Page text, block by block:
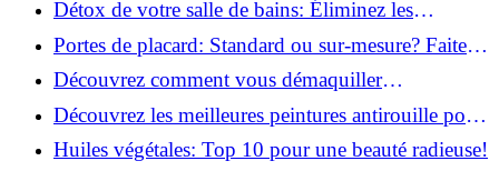
Détox de votre salle de bains: Éliminez les
ingrédients nocifs dès maintenant!
Portes de placard: Standard ou sur-mesure? Faites
le meilleur choix!
Découvrez comment vous démaquiller
naturellement: Astuces et secrets révélés!
Découvrez les meilleures peintures antirouille pour
le fer: Top 12 analysé!
Huiles végétales: Top 10 pour une beauté radieuse!